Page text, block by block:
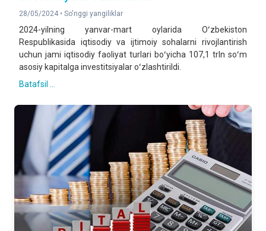
28/05/2024 • So'nggi yangiliklar
2024-yilning yanvar-mart oylarida Oʻzbekiston
Respublikasida iqtisodiy va ijtimoiy sohalarni rivojlantirish
uchun jami iqtisodiy faoliyat turlari boʻyicha 107,1 trln soʻm
asosiy kapitalga investitsiyalar oʻzlashtirildi.
Batafsil ...